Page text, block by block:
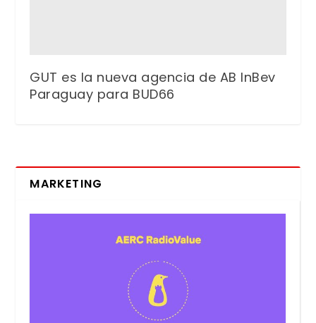
GUT es la nueva agencia de AB InBev
Paraguay para BUD66
MARKETING